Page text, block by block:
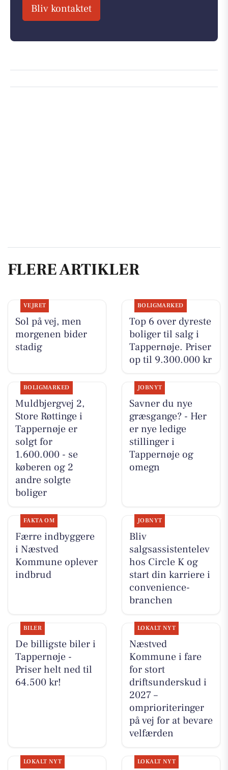
Bliv kontaktet
FLERE ARTIKLER
VEJRET
Sol på vej, men
morgenen bider
stadig
BOLIGMARKED
Top 6 over dyreste
boliger til salg i
Tappernøje. Priser
op til 9.300.000 kr
BOLIGMARKED
Muldbjergvej 2,
Store Røttinge i
Tappernøje er
solgt for
1.600.000 - se
køberen og 2
andre solgte
boliger
JOBNYT
Savner du nye
græsgange? - Her
er nye ledige
stillinger i
Tappernøje og
omegn
FAKTA OM
Færre indbyggere
i Næstved
Kommune oplever
indbrud
JOBNYT
Bliv
salgsassistentelev
hos Circle K og
start din karriere i
convenience-
branchen
BILER
De billigste biler i
Tappernøje -
Priser helt ned til
64.500 kr!
LOKALT NYT
Næstved
Kommune i fare
for stort
driftsunderskud i
2027 –
omprioriteringer
på vej for at bevare
velfærden
LOKALT NYT LOKALT NYT